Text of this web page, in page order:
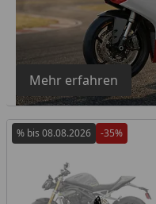
Mehr erfahren
% bis 08.08.2026 -35%